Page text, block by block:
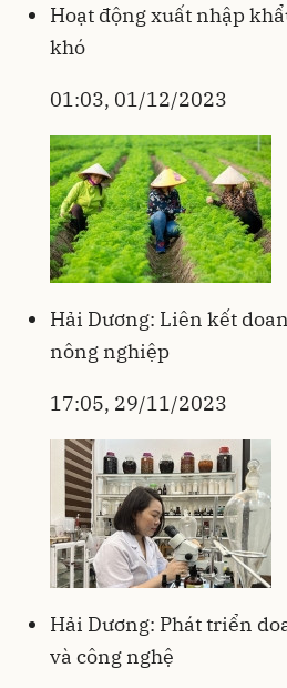
Hoạt động xuất nhập
khó
01:03, 01/12/2023
Hải Dương: Liên kết
nông nghiệp
17:05, 29/11/2023
Hải Dương: Phát triển
và công nghệ